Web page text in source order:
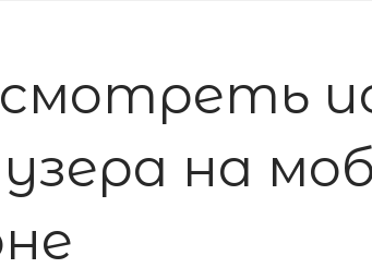
на